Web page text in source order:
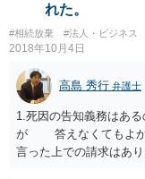
れた。
#相続放棄 #法人・ビジネス
2018年10月4日
高島 秀行 弁護士
1.死因の告知義務はあ
が 答えなくてもよか
言った上での請求は